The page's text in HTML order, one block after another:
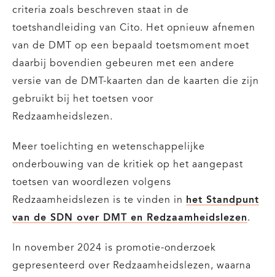
criteria zoals beschreven staat in de
toetshandleiding van Cito. Het opnieuw afnemen
van de DMT op een bepaald toetsmoment moet
daarbij bovendien gebeuren met een andere
versie van de DMT-kaarten dan de kaarten die zijn
gebruikt bij het toetsen voor
Redzaamheidslezen.
Meer toelichting en wetenschappelijke
onderbouwing van de kritiek op het aangepast
toetsen van woordlezen volgens
Redzaamheidslezen is te vinden in
het Standpunt
van de SDN over DMT en Redzaamheidslezen.
In november 2024 is promotie-onderzoek
gepresenteerd over Redzaamheidslezen, waarna